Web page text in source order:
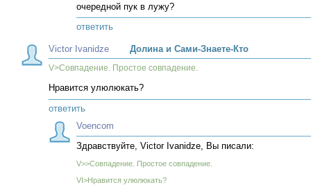
очередной пук в лужу?
ответить
Victor Ivanidze Долина и Сами-Знаете-Кто
V>Совпадение. Простое совпадение.
Нравится улюлюкать?
ответить
Voencom
Здравствуйте, Victor Ivanidze, Вы писали:
V>>Совпадение. Простое совпадение.
VI>Нравится улюлюкать?